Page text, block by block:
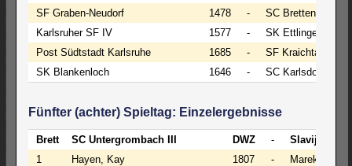
SF Graben-Neudorf
1478 -
SC Bretten
Karlsruher SF IV
1577 -
SK Ettlingen IV (N)
Post Südtstadt Karlsruhe
1685 -
SF Kraichtal
SK Blankenloch
1646 - SC Karlsdorf (A)
Fünfter (achter) Spieltag: Einzelergebnisse
Brett SC Untergrombach III DWZ -
Slavija
1
Hayen, Kay 1807 -
Marek,